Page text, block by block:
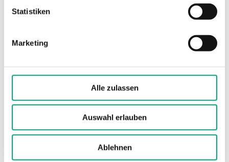
Statistiken
Marketing
Alle zulassen
Auswahl erlauben
Ablehnen
Montage
Abmessungen, außen
115x95x25
Farbe, Gehäuse
RAL 9003